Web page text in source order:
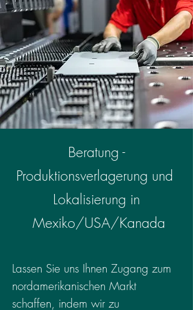
Beratung -
Produktionsverlagerung und
Lokalisierung in
Mexiko/USA/Kanada
Lassen Sie uns Ihnen Zugang zum
nordamerikanischen Markt
schaffen, indem wir zu